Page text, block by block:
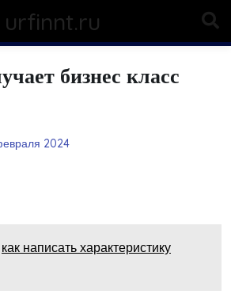
urfinnt.ru
бизнес класс
2024
как написать характеристику